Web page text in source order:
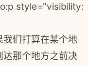
style="visibility:
们打算在某个地
那个地方之前决